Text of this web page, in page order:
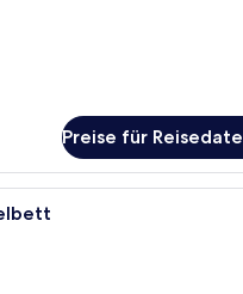
Preise für
Allergikerbettwaren,